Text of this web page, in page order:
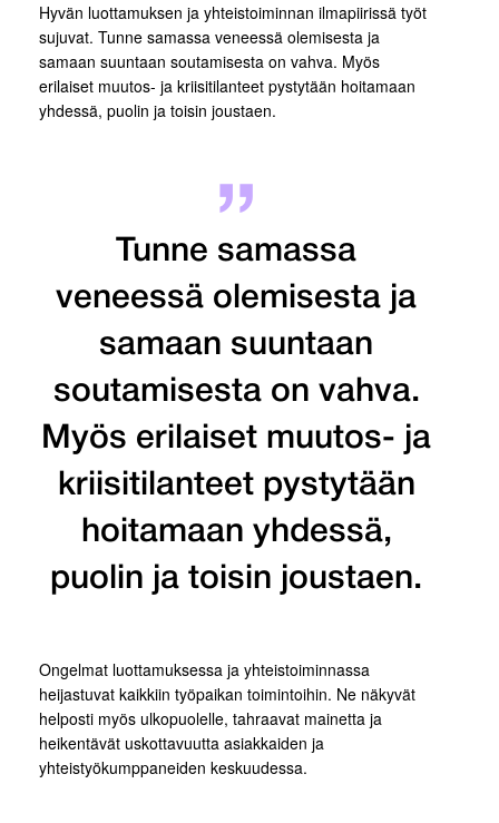
Hyvän luottamuksen ja yhteistoiminnan ilmapiirissä työt
sujuvat. Tunne samassa veneessä olemisesta ja
samaan suuntaan soutamisesta on vahva. Myös
erilaiset muutos- ja kriisitilanteet pystytään hoitamaan
yhdessä, puolin ja toisin joustaen.
Tunne samassa
veneessä olemisesta ja
samaan suuntaan
soutamisesta on vahva.
Myös erilaiset muutos- ja
kriisitilanteet pystytään
hoitamaan yhdessä,
puolin ja toisin joustaen.
Ongelmat luottamuksessa ja yhteistoiminnassa
heijastuvat kaikkiin työpaikan toimintoihin. Ne näkyvät
helposti myös ulkopuolelle, tahraavat mainetta ja
heikentävät uskottavuutta asiakkaiden ja
yhteistyökumppaneiden keskuudessa.